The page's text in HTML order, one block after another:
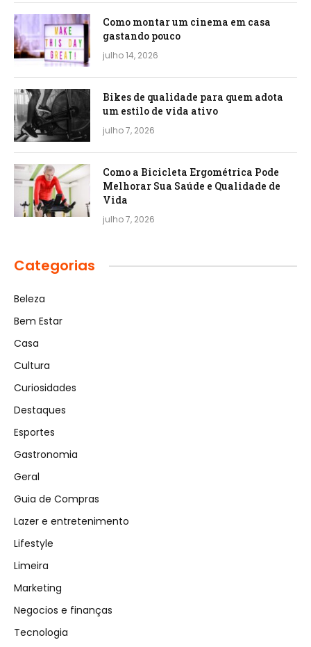
Como montar um cinema em casa
gastando pouco
julho 14, 2026
Bikes de qualidade para quem adota
um estilo de vida ativo
julho 7, 2026
Como a Bicicleta Ergométrica Pode
Melhorar Sua Saúde e Qualidade de
Vida
julho 7, 2026
Categorias
Beleza
Bem Estar
Casa
Cultura
Curiosidades
Destaques
Esportes
Gastronomia
Geral
Guia de Compras
Lazer e entretenimento
Lifestyle
Limeira
Marketing
Negocios e finanças
Tecnologia